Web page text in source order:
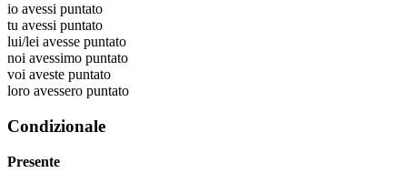
io avessi puntato
tu avessi puntato
lui/lei avesse puntato
noi avessimo puntato
voi aveste puntato
loro avessero puntato
Condizionale
Presente